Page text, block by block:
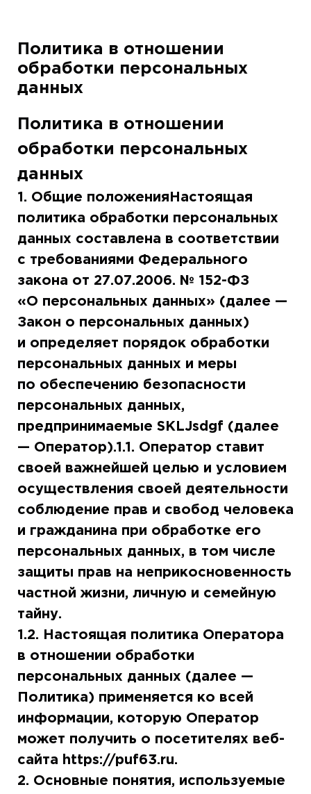
Политика в отношении
обработки персональных
данных
Политика в отношении
обработки персональных
данных
1. Общие положенияНастоящая
политика обработки персональных
данных составлена в соответствии
с требованиями Федерального
закона от 27.07.2006. № 152-ФЗ
«О персональных данных» (далее —
Закон о персональных данных)
и определяет порядок обработки
персональных данных и меры
по обеспечению безопасности
персональных данных,
предпринимаемые SKLJsdgf (далее
— Оператор).1.1. Оператор ставит
своей важнейшей целью и условием
осуществления своей деятельности
соблюдение прав и свобод человека
и гражданина при обработке его
персональных данных, в том числе
защиты прав на неприкосновенность
частной жизни, личную и семейную
тайну.
1.2. Настоящая политика Оператора
в отношении обработки
персональных данных (далее —
Политика) применяется ко всей
информации, которую Оператор
может получить о посетителях веб-
сайта https://puf63.ru.
2. Основные понятия, используемые